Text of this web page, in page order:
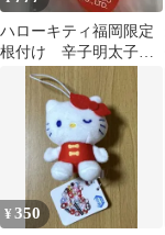
ハローキティ福岡限定
根付け 辛子明太子
2002年 匿名配送
¥350